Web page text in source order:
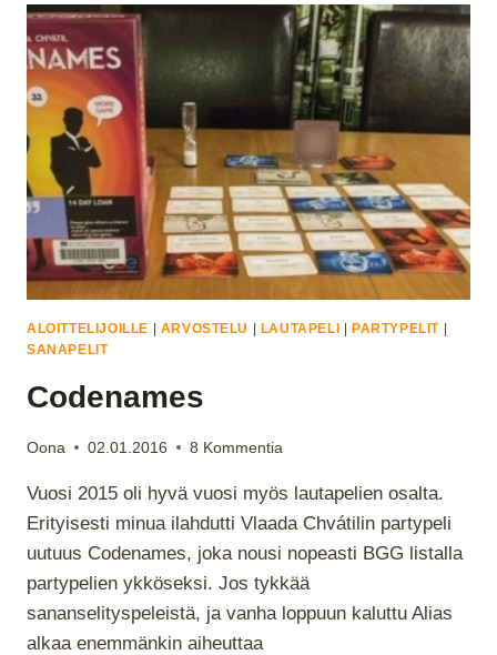
SE
TOIMII
SUOMEKSI?
ALOITTELIJOILLE ARVOSTELU LAUTAPELI PARTYPELIT
SANAPELIT
Codenames
Oona 02.01.2016 8 Kommentia
Vuosi 2015 oli hyvä vuosi myös lautapelien osalta.
Erityisesti minua ilahdutti Vlaada Chvátilin partypeli
uutuus Codenames, joka nousi nopeasti BGG listalla
partypelien ykköseksi. Jos tykkää
sananselityspeleistä, ja vanha loppuun kaluttu Alias
alkaa enemmänkin aiheuttaa